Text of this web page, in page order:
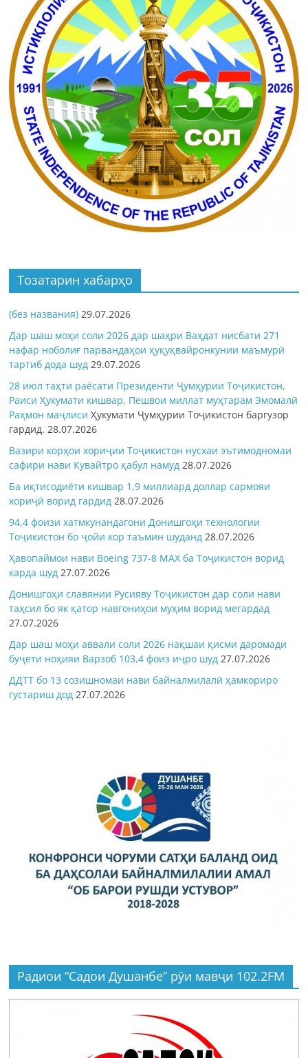
Тозатарин хабарҳо
(без названия) 29.07.2026
Дар шаш моҳи соли 2026 дар шаҳри Ваҳдат нисбати 271
нафар ноболиғ парвандаҳои ҳуқуқвайронкунии маъмурӣ
тартиб дода шуд 29.07.2026
28 июл таҳти раёсати Президенти Ҷумҳурии Тоҷикистон,
Раиси Ҳукумати кишвар, Пешвои миллат муҳтарам Эмомалӣ
Раҳмон маҷлисиҲукумати Ҷумҳурии Тоҷикистон баргузор
гардид.28.07.2026
Вазири корҳои хориҷии Тоҷикистон нусхаи эътимодномаи
сафири нави Кувайтро қабул намуд 28.07.2026
Ба иқтисодиёти кишвар 1,9 миллиард доллар сармояи
хориҷӣ ворид гардид 28.07.2026
94,4 фоизи хатмкунандагони Донишгоҳи технологии
Тоҷикистон бо ҷойи кор таъмин шуданд 28.07.2026
Ҳавопаймои нави Boeing 737-8 MAX ба Тоҷикистон ворид
карда шуд 27.07.2026
Донишгоҳи славянии Русияву Тоҷикистон дар соли нави
таҳсил бо як қатор навгониҳои муҳим ворид мегардад
27.07.2026
Дар шаш моҳи аввали соли 2026 нақшаи қисми даромади
буҷети ноҳияи Варзоб 103,4 фоиз иҷро шуд 27.07.2026
ДДТТ бо 13 созишномаи нави байналмилалӣ ҳамкориро
густариш дод 27.07.2026
Радиои “Садои Душанбе” рӯи мавҷи 102.2FM